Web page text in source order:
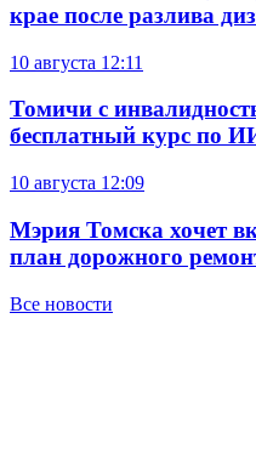
крае после разлива
10 августа 12:11
Томичи с
бесплатный курс по
10 августа 12:09
Мэрия Томска хочет
план дорожного
Все новости